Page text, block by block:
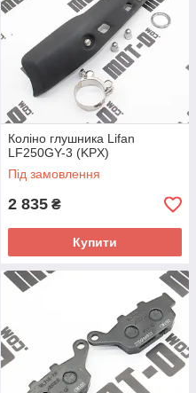
Коліно глушника Lifan
LF250GY-3 (KPX)
Під замовлення
2 835 ₴
Купити